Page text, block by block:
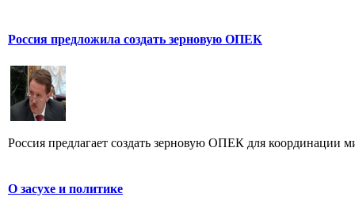
Россия предложила создать зерновую ОПЕК
Россия предлагает создать зерновую ОПЕК для координации
О засухе и политике